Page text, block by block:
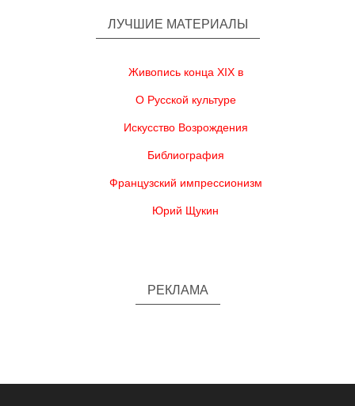
ЛУЧШИЕ МАТЕРИАЛЫ
Живопись конца XIX в
О Русской культуре
Искусство Возрождения
Библиография
Французский импрессионизм
Юрий Щукин
РЕКЛАМА